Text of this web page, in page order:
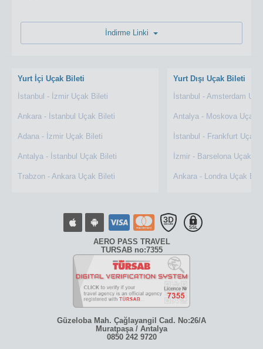
Yurt İçi Uçak Bileti
İstanbul - İzmir Uçak Bileti
Ankara - İstanbul Uçak Bileti
Adana - İzmir Uçak Bileti
Antalya - İstanbul Uçak Bileti
Trabzon - Ankara Uçak Bileti
Yurt Dışı Uçak Bileti
İstanbul - Amsterdam
Antalya - Moskova Uçak
İstanbul - Frankfurt Uçak
İzmir - Barselona Uçak
Ankara - Londra Uçak
AERO PASS TRAVEL
TURSAB no:7355
Güzeloba Mah. Çağlayangil Cad. No:26/A
Muratpaşa / Antalya
0850 242 9720